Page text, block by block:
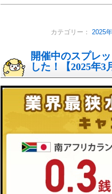
カテゴリー： 2025
開催中のスプレ
した！【2025年3